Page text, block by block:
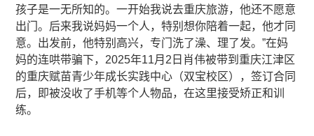
孩子是一无所知的。一开始我说去重庆旅游，他还不愿意
出门。后来我说妈妈一个人，特别想你陪着一起，他才同
意。出发前，他特别高兴，专门洗了澡、理了发。”在妈
妈的连哄带骗下，2025年11月2日肖伟被带到重庆江津区
的重庆赋苗青少年成长实践中心（双宝校区），签订合同
后，即被没收了手机等个人物品，在这里接受矫正和训
练。